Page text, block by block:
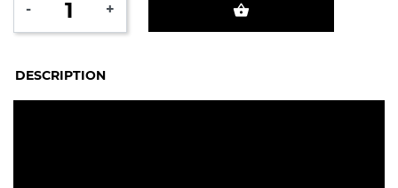
- + shopping_basket
DESCRIPTION